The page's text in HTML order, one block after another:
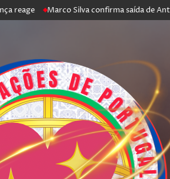
Marco Silva confirma saída de António